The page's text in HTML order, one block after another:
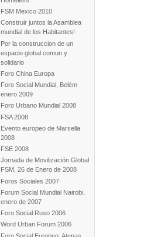
FSM Mexico 2010
Construir juntos la Asamblea
mundial de los Habitantes!
Por la construccion de un
espacio global comun y
solidario
Foro China Europa
Foro Social Mundial, Belém
enero 2009
Foro Urbano Mundial 2008
FSA 2008
Evento europeo de Marsella
2008
FSE 2008
Jornada de Movilización Global
FSM, 26 de Enero de 2008
Foros Sociales 2007
Forum Social Mundial Nairobi,
enero de 2007
Foro Social Ruso 2006
Word Urban Forum 2006
Foro Social Europeo, Atenas